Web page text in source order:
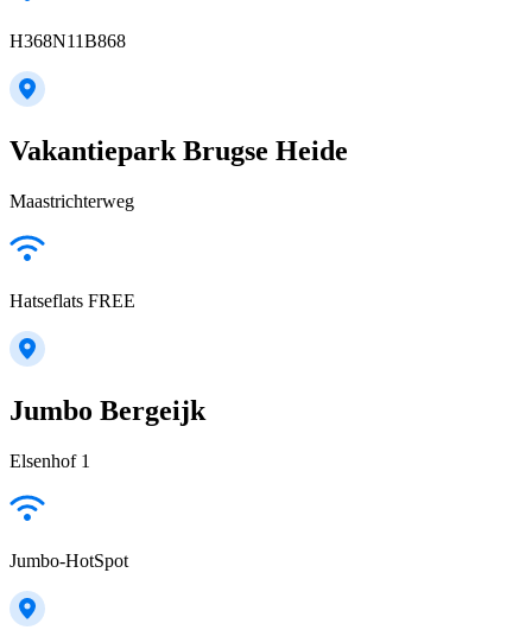
H368N11B868
Vakantiepark Brugse Heide
Maastrichterweg
Hatseflats FREE
Jumbo Bergeijk
Elsenhof 1
Jumbo-HotSpot